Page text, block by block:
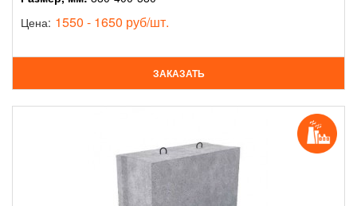
Цена: 1550 - 1650 руб/шт.
ЗАКАЗАТЬ